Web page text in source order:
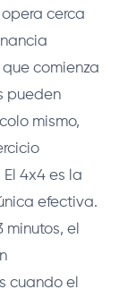
cerca
comienza
pueden
mismo,
4x4 es la
efectiva.
el
cuando el